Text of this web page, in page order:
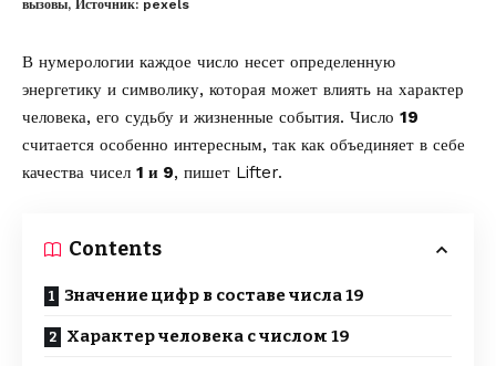
вызовы, Источник: pexels
В нумерологии каждое число несет определенную
энергетику и символику, которая может влиять на характер
человека, его судьбу и жизненные события. Число 19
считается особенно интересным, так как объединяет в себе
качества чисел 1 и 9, пишет Lifter.
Contents
Значение цифр в составе числа 19
Характер человека с числом 19